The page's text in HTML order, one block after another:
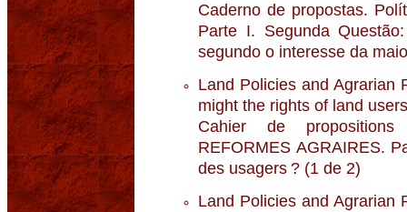
Caderno de propostas.
Parte I. Segunda
segundo o interesse da
Land Policies and Agrarian
might the rights of land
Cahier de propositions
REFORMES AGRAIRES.
des usagers ? (1 de 2)
Land Policies and Agrarian